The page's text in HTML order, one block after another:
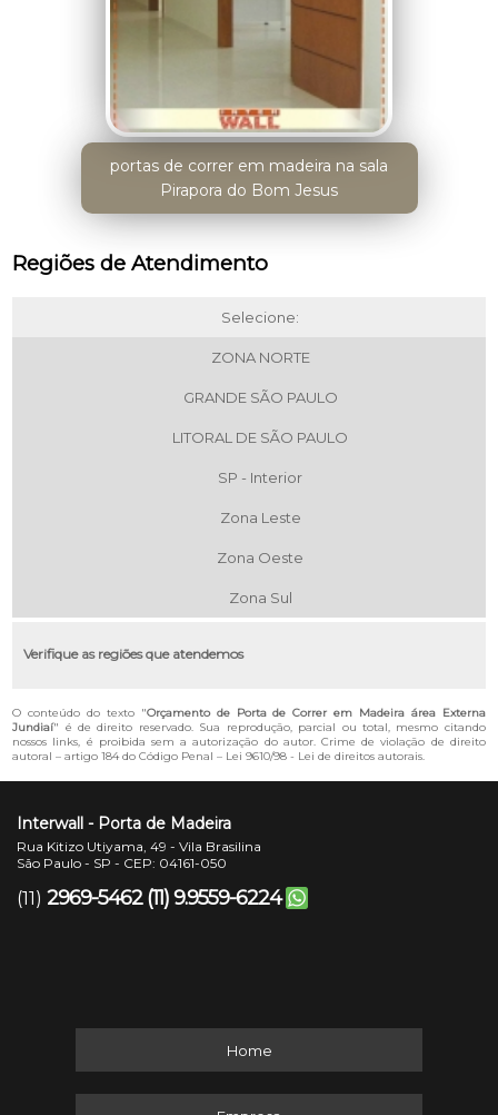
portas de correr em madeira na sala
Pirapora do Bom Jesus
Regiões de Atendimento
Selecione:
ZONA NORTE
GRANDE SÃO PAULO
LITORAL DE SÃO PAULO
SP - Interior
Zona Leste
Zona Oeste
Zona Sul
Verifique as regiões que atendemos
O conteúdo do texto "Orçamento de Porta de Correr em Madeira área Externa
Jundiaí" é de direito reservado. Sua reprodução, parcial ou total, mesmo citando
nossos links, é proibida sem a autorização do autor. Crime de violação de direito
autoral – artigo 184 do Código Penal – Lei 9610/98 - Lei de direitos autorais.
Interwall - Porta de Madeira
Rua Kitizo Utiyama, 49 - Vila Brasilina
São Paulo - SP - CEP: 04161-050
(11) 2969-5462 (11) 9.9559-6224
Home